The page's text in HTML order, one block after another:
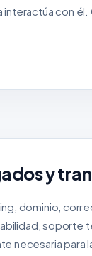
con
y
dominio,
soporte
necesaria para